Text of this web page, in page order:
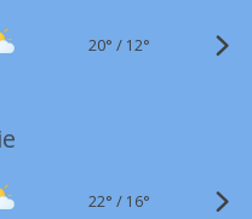
20° / 12°
22° / 16°